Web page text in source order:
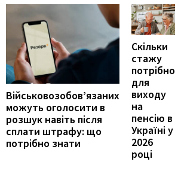
Військовозобов’язаних
можуть оголосити в
розшук навіть після
сплати штрафу: що
потрібно знати
Скільки
стажу
потрібно
для
виходу
на
пенсію в
Україні у
2026
році